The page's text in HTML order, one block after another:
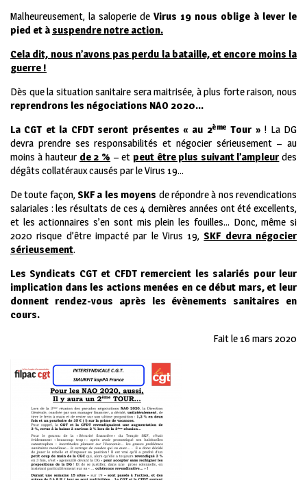
Malheureusement, la saloperie de Virus 19 nous oblige à lever le
pied et à suspendre notre action.
Cela dit, nous n’avons pas perdu la bataille, et encore moins la
guerre !
Dès que la situation sanitaire sera maitrisée, à plus forte raison, nous
reprendrons les négociations NAO 2020…
La CGT et la CFDT seront présentes « au 2ème Tour » ! La DG
devra prendre ses responsabilités et négocier sérieusement – au
moins à hauteur de 2 % – et peut être plus suivant l’ampleurdes
dégâts collatéraux causés par le Virus 19…
De toute façon, SKF a les moyens de répondre à nos revendications
salariales : les résultats de ces 4 dernières années ont été excellents,
et les actionnaires s’en sont mis plein les fouilles… Donc, même si
2020 risque d’être impacté par le Virus 19, SKF devra négocier
sérieusement.
Les Syndicats CGT et CFDT remercient les salariés pour leur
implication dans les actions menées en ce début mars, et leur
donnent rendez-vous après les évènements sanitaires en
cours.
Fait le 16 mars 2020